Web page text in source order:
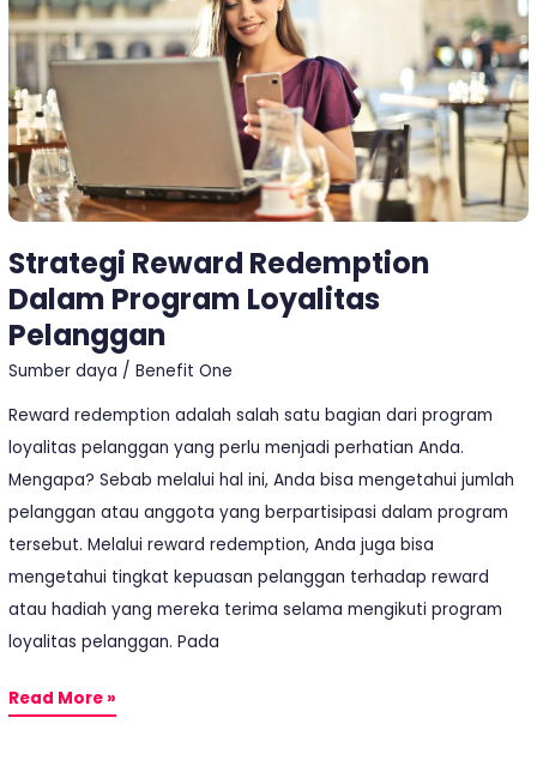
Strategi Reward Redemption
Dalam Program Loyalitas
Pelanggan
Sumber daya /Benefit One
Reward redemption adalah salah satu bagian dari program
loyalitas pelanggan yang perlu menjadi perhatian Anda.
Mengapa? Sebab melalui hal ini, Anda bisa mengetahui jumlah
pelanggan atau anggota yang berpartisipasi dalam program
tersebut. Melalui reward redemption, Anda juga bisa
mengetahui tingkat kepuasan pelanggan terhadap reward
atau hadiah yang mereka terima selama mengikuti program
loyalitas pelanggan. Pada
Program
Loyalitas
Pelanggan
Read More »